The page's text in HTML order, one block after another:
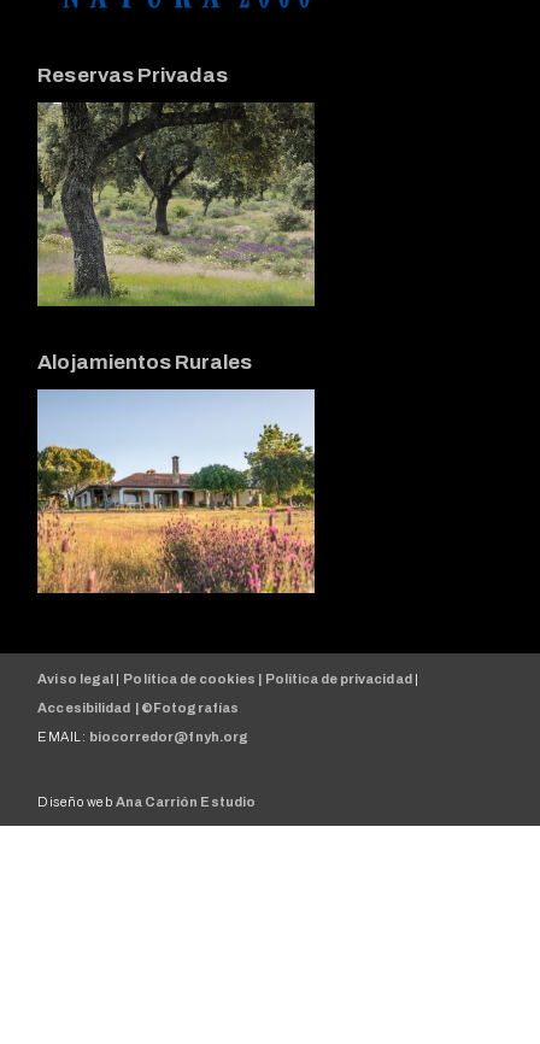
Reservas Privadas
Alojamientos Rurales
Aviso legal Política de cookies | Política de privacidad
Accesibilidad | ©Fotografías
EMAIL: biocorredor@fnyh.org
Diseño web Ana Carrión Estudio